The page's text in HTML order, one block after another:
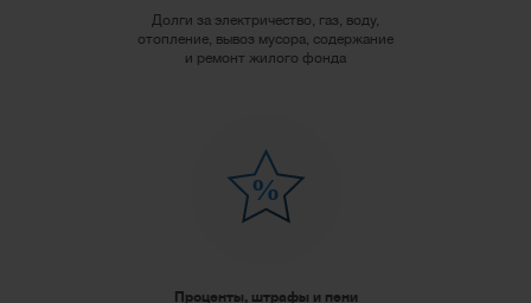
Долги за электричество, газ, воду,
отопление, вывоз мусора, содержание
и ремонт жилого фонда
Проценты, штрафы и пени